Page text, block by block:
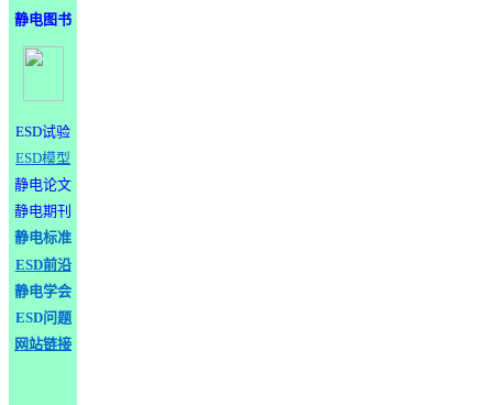
静电图书
ESD试验
ESD模型
静电论文
静电期刊
静电标准
ESD前沿
静电学会
ESD问题
网站链接